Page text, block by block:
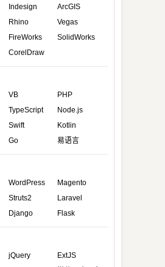
Indesign
ArcGIS
Rhino
Vegas
FireWorks
SolidWorks
CorelDraw
VB
PHP
TypeScript
Node.js
Swift
Kotlin
Go 易语言
WordPress
Magento
Struts2
Laravel
Django Flask
jQuery
ExtJS